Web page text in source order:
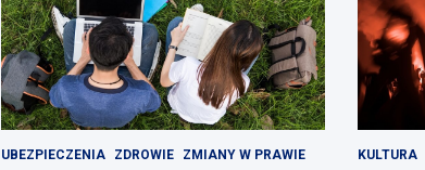
UBEZPIECZENIA ZDROWIE ZMIANY W PRAWIE KULTURA